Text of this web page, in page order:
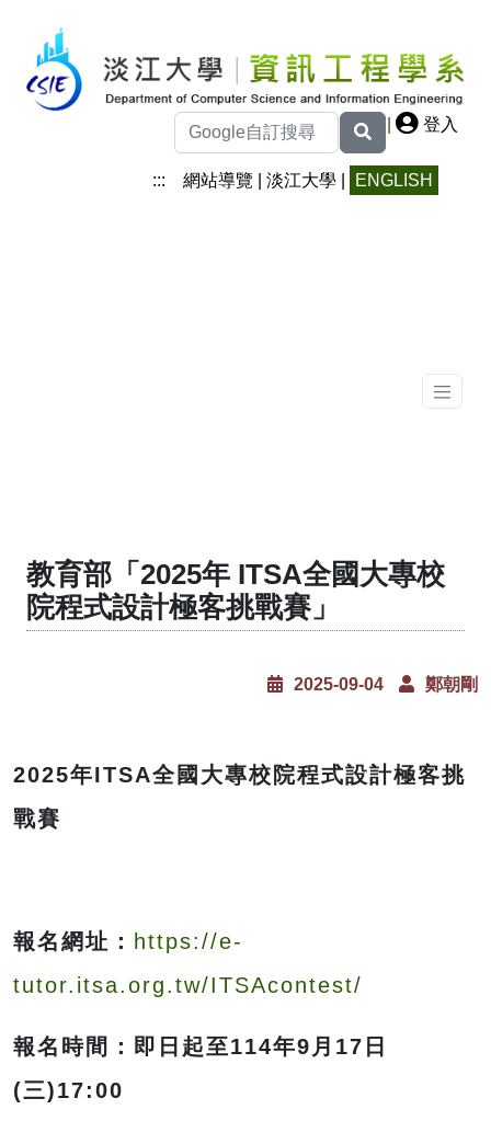
| 登入
::: 網站導覽 淡江大學 ENGLISH
教育部「2025年 ITSA全國大專校
院程式設計極客挑戰賽」
2025-09-04 鄭朝剛
2025年ITSA全國大專校院程式設計極客挑
戰賽
報名網址： https://e-
tutor.itsa.org.tw/ITSAcontest/
報名時間：即日起至114年9月17日
(三)17:00